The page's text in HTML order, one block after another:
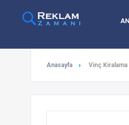
Anasayfa Vinç Kiralama